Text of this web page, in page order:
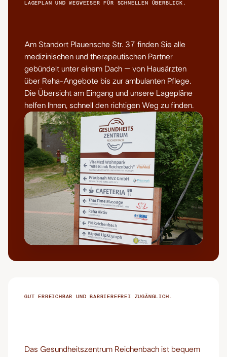
LAGEPLAN UND WEGWEISER FÜR SCHNELLEN ÜBERBLICK.
Orientierung im Zentrum -
alle Partner auf einen Blick
Am Standort Plauensche Str. 37 finden Sie alle
medizinischen und therapeutischen Partner
gebündelt unter einem Dach – von Hausärzten
über Reha-Angebote bis zur ambulanten Pflege.
Die Übersicht am Eingang und unsere Lagepläne
helfen Ihnen, schnell den richtigen Weg zu finden.
GUT ERREICHBAR UND BARRIEREFREI ZUGÄNGLICH.
Zentrale Lage. Gut
Das Gesundheitszentrum Reichenbach ist bequem